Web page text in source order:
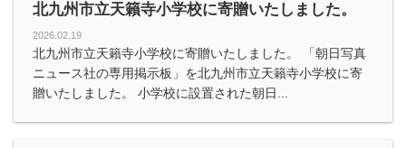
北九州市立天籟寺小学校に寄贈いたしました。
2026.02.19
北九州市立天籟寺小学校に寄贈いたしました。 「朝日写真
ニュース社の専用掲示板」を北九州市立天籟寺小学校に寄
贈いたしました。 小学校に設置された朝日...